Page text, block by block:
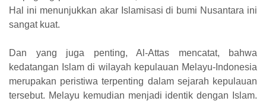
Hal ini menunjukkan akar Islamisasi di bumi Nusantara ini
sangat kuat.
Dan yang juga penting, Al-Attas mencatat, bahwa
kedatangan Islam di wilayah kepulauan Melayu-Indonesia
merupakan peristiwa terpenting dalam sejarah kepulauan
tersebut. Melayu kemudian menjadi identik dengan Islam.